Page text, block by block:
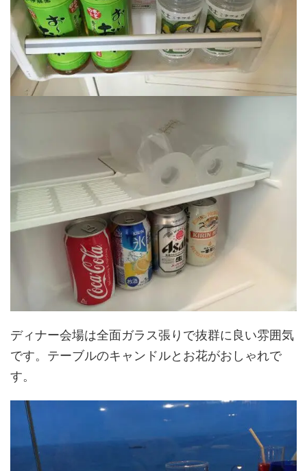
ディナー会場は全面ガラス張りで抜群に良い雰囲気
です。テーブルのキャンドルとお花がおしゃれで
す。